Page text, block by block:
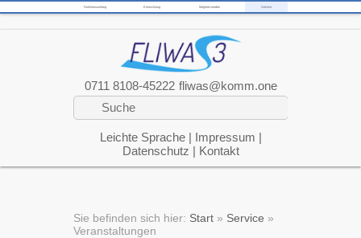
0711 8108-45222 fliwas@komm.one
Leichte Sprache| Impressum |
Datenschutz | Kontakt
Funktionsumfang Entwicklung Mitglied werden Service
Sie befinden sich hier: Start » Service »
Veranstaltungen